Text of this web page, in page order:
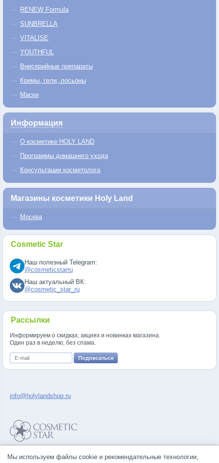
RENEW Formula
SUNBRELLA
VITALISE
YOUTHFUL
Внесерийные препараты
Кремы, гели, лосьоны
Маски
Информация
О косметике HOLY LAND
Программы домашнего ухода
Консультации косметолога
Магазины косметики Holy Land
Москва
Cosmetic Star
Наш полезный Telegram:
@cosmeticstarru
Наш актуальный ВК:
@cosmetic_star_ru
Рассылки
Информируем о скидках, акциях и новинках магазина.
Один раз в неделю, без спама.
Политика конфиденциальности
info@holylandshop.ru
Мы используем файлы cookie и рекомендательные технологии,